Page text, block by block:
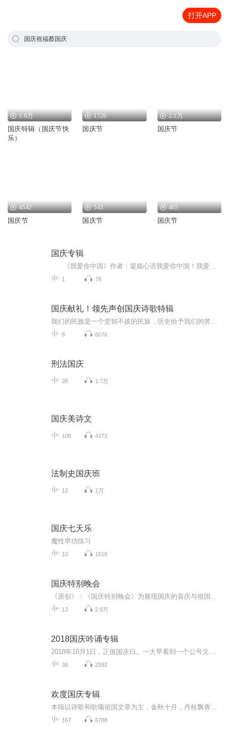
打开APP
国庆祝福蔡国庆
1.6万
国庆特辑（国庆节快
乐）
1726
国庆节
2.1万
国庆节
4542
国庆节
543
国庆节
465
国庆节
国庆专辑
1 78
国庆献礼！领先声创国庆诗歌特辑
8 6076
刑法国庆
26 1.7万
国庆美诗文
108 4173
法制史国庆班
12 1万
国庆七天乐
魔性早功练习
10 1518
国庆特别晚会
12 2.9万
2018国庆吟诵专辑
38 2592
欢度国庆专辑
167 6788